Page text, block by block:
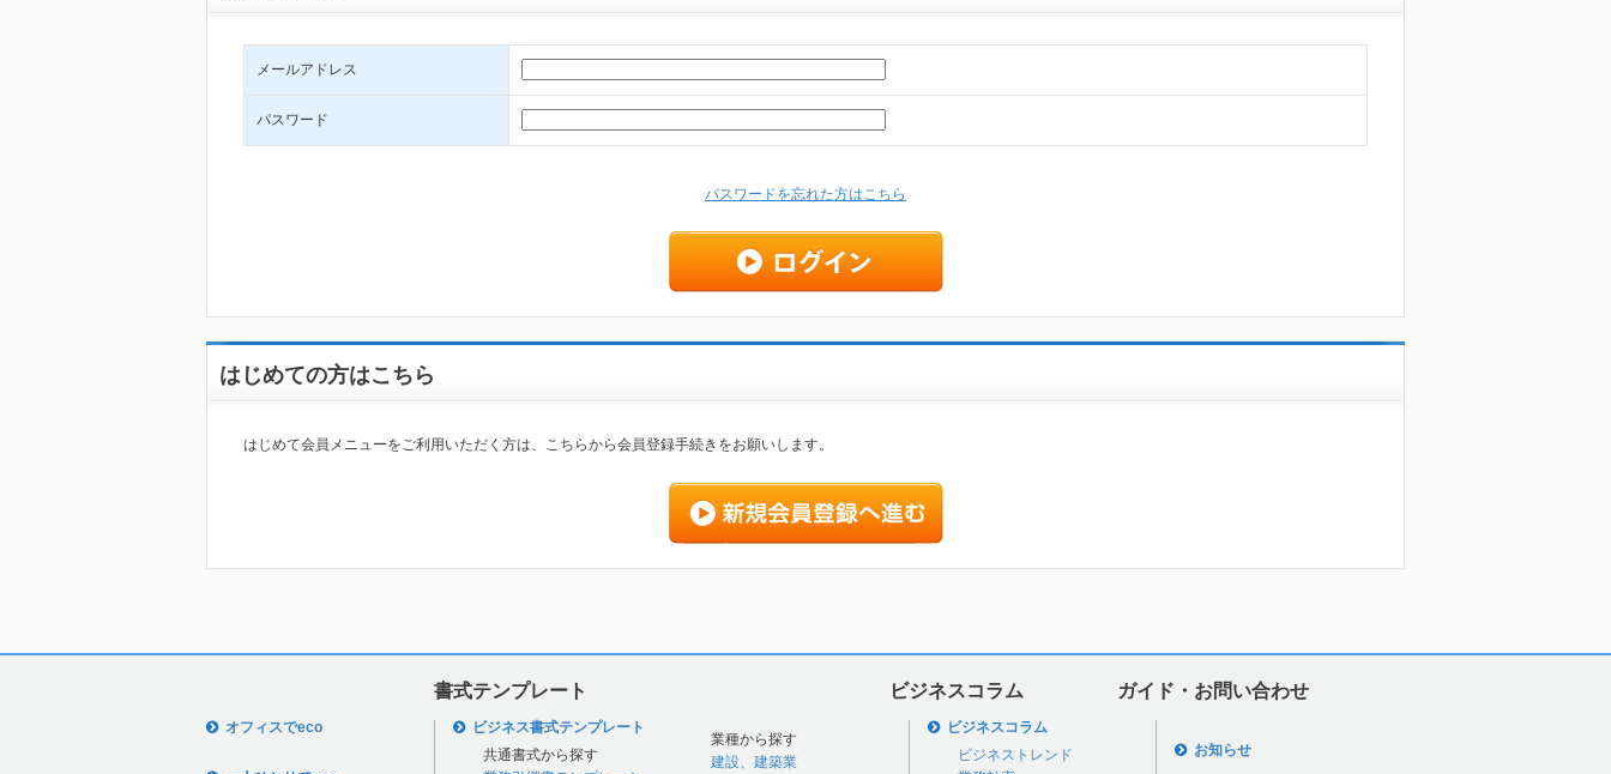
メールアドレス
パスワード
パスワードを忘れた方はこちら
はじめての方はこちら
はじめて会員メニューをご利用いただく方は、こちらから会員登録手続きをお願いします。
書式テンプレート ビジネスコラム ガイド・お問い合わせ
オフィスでeco
ビジネス書式テンプレート
共通書式から探す
業種から探す
建設、建築業
ビジネスコラム
ビジネストレンド
お知らせ